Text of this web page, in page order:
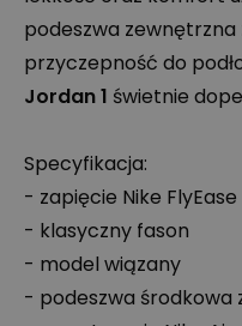
podeszwa
przyczepność do
Jordan 1 świetnie
Specyfikacja:
- zapięcie Nike FlyEase
- klasyczny fason
- model wiązany
- podeszwa środkowa